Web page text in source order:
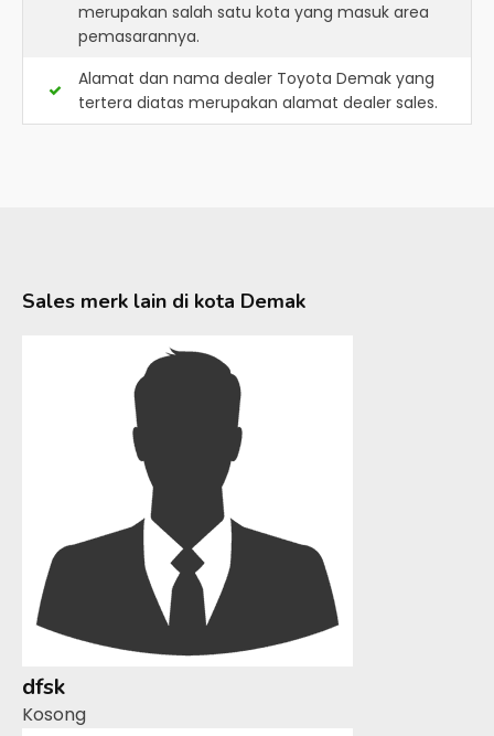
merupakan salah satu kota yang masuk area
pemasarannya.
Alamat dan nama dealer Toyota Demak yang
tertera diatas merupakan alamat dealer sales.
Sales merk lain di kota Demak
dfsk
Kosong